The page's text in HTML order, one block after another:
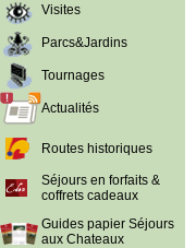
Visites
Parcs&Jardins
Tournages
Actualités
Routes historiques
Séjours en forfaits &
coffrets cadeaux
Guides papier Séjours
aux Chateaux